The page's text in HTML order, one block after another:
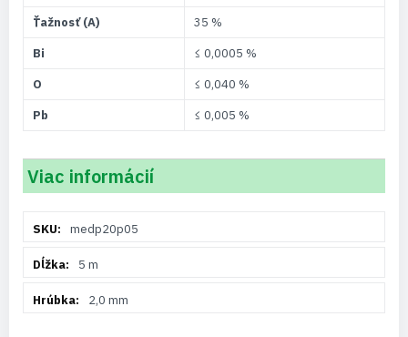
Ťažnosť (A)
35 %
Bi
≤ 0,0005 %
O
≤ 0,040 %
Pb
≤ 0,005 %
Viac informácií
informáciímedp20p05
5 m
2,0 mm